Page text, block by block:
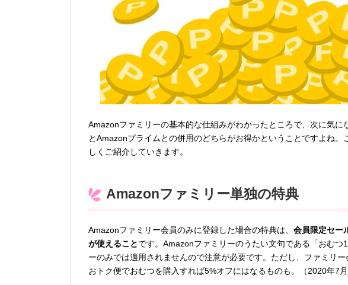
Amazonファミリーの基本的な仕組みがわかったところで、次に気
とAmazonプライムとの併用のどちらがお得かということですよね
しくご紹介していきます。
Amazonファミリー単独の特典
Amazonファミリー会員のみに登録した場合の特典は、 会員限定セー
が使えることです。Amazonファミリーのうたい文句である「おむつ
ーのみでは適用されませんので注意が必要です。ただし、ファミリ
おトク便でおむつを購入すれば5%オフにはなるものも。（2020年7月